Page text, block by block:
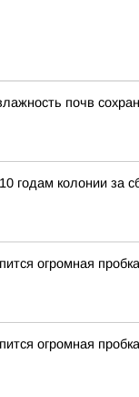
почв
годам колонии за
огромная пробка
огромная